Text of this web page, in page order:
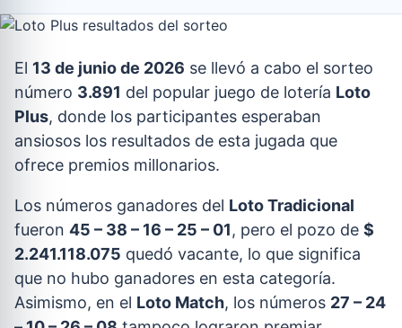
El 13 de junio de 2026 se llevó a cabo el sorteo
número 3.891 del popular juego de lotería Loto
Plus, donde los participantes esperaban
ansiosos los resultados de esta jugada que
ofrece premios millonarios.
Los números ganadores del Loto Tradicional
fueron 45 – 38 – 16 – 25 – 01, pero el pozo de $
2.241.118.075 quedó vacante, lo que significa
que no hubo ganadores en esta categoría.
Asimismo, en el Loto Match, los números 27 – 24